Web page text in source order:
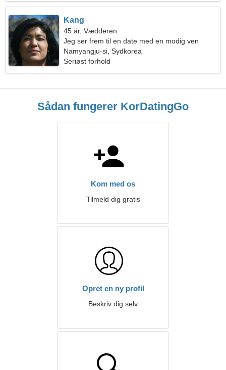
Kang
45 år, Vædderen
Jeg ser frem til en date med en modig ven
Namyangju-si, Sydkorea
Seriøst forhold
Sådan fungerer KorDatingGo
Kom med os
Tilmeld dig gratis
Opret en ny profil
Beskriv dig selv